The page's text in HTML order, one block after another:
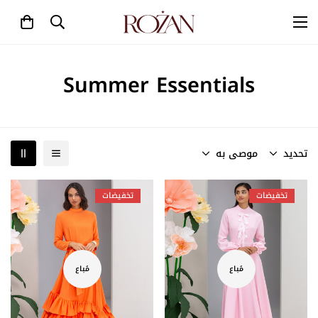
Summer Essentials
تحديد موصى به
تخفيضات
مُباع
تخفيضات
مُباع